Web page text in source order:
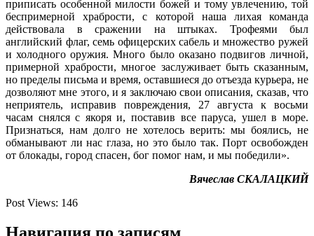
приписать особенной милости божей и тому увлечению, той
беспримерной храбрости, с которой наша лихая команда
действовала в сражении на штыках. Трофеями был
английский флаг, семь офицерских сабель и множество ружей
и холодного оружия. Много было оказано подвигов личной,
примерной храбрости, многое заслуживает быть сказанным,
но пределы письма и время, оставшиеся до отъезда курьера, не
дозволяют мне этого, и я заключаю свои описания, сказав, что
неприятель, исправив повреждения, 27 августа к восьми
часам снялся с якоря и, поставив все паруса, ушел в море.
Признаться, нам долго не хотелось верить: мы боялись, не
обманывают ли нас глаза, но это было так. Порт освобожден
от блокады, город спасен, бог помог нам, и мы победили».
Вячеслав СКАЛАЦКИЙ
Post Views: 146
Навигация по записям